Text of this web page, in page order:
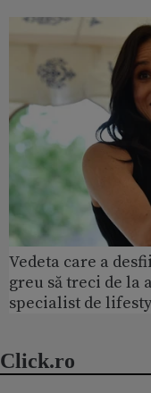
Vedeta care a
greu să treci de la
specialist de
Click.ro